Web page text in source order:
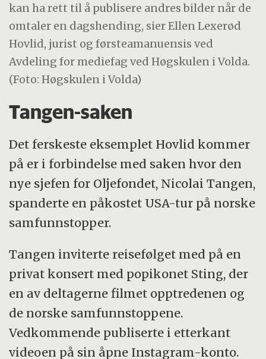
kan ha rett til å publisere andres bilder når de
omtaler en dagshending, sier Ellen Lexerød
Hovlid, jurist og førsteamanuensis ved
Avdeling for mediefag ved Høgskulen i Volda.
(Foto: Høgskulen i Volda)
Tangen-saken
Det ferskeste eksemplet Hovlid kommer
på er i forbindelse med saken hvor den
nye sjefen for Oljefondet, Nicolai Tangen,
spanderte en påkostet USA-tur på norske
samfunnstopper.
Tangen inviterte reisefølget med på en
privat konsert med popikonet Sting, der
en av deltagerne filmet opptredenen og
de norske samfunnstoppene.
Vedkommende publiserte i etterkant
videoen på sin åpne Instagram-konto.